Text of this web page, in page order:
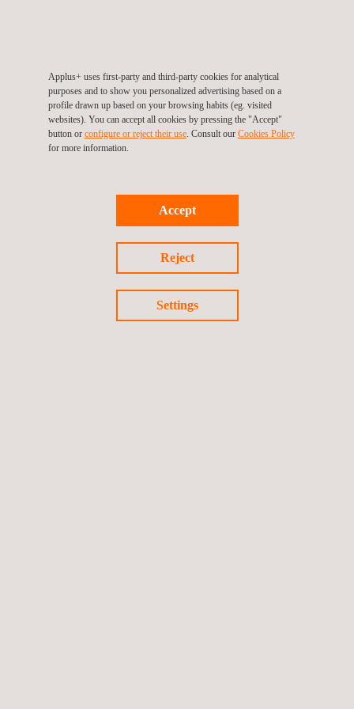
Applus+ STANDORTE DEUTSCHLAND
Applus+ uses first-party and third-party cookies for analytical
purposes and to show you personalized advertising based on a
profile drawn up based on your browsing habits (eg. visited
websites). You can accept all cookies by pressing the "Accept"
button or configure or reject their use. Consult our Cookies Policy
for more information.
Accept
Reject
Settings